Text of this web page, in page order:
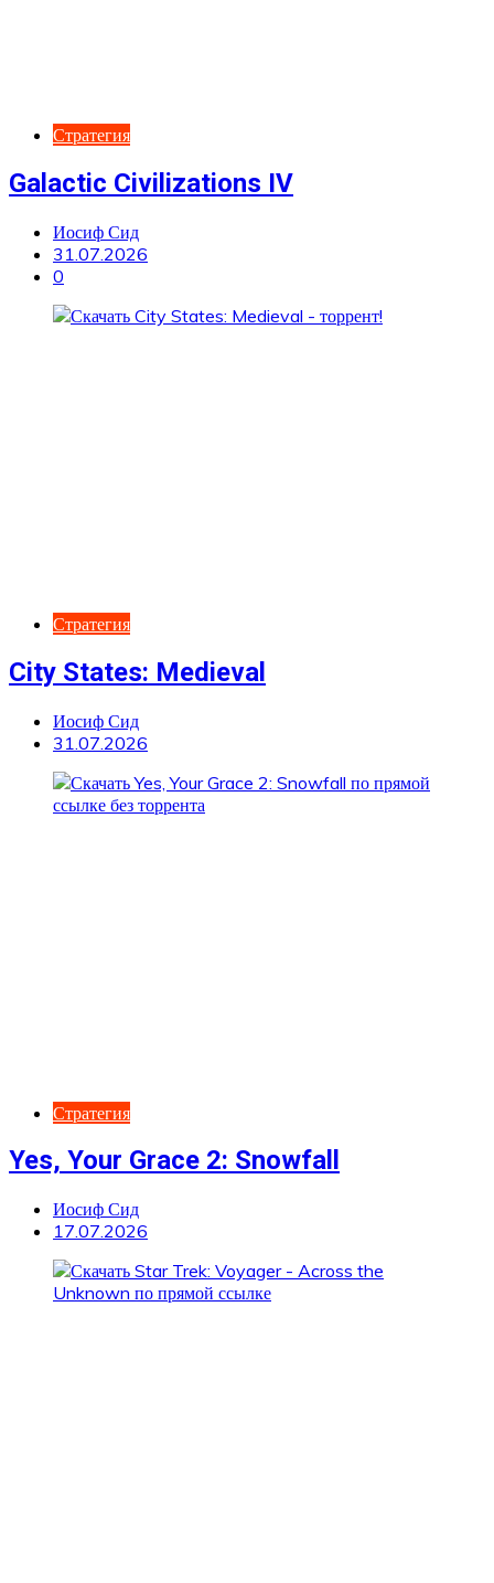
Стратегия
Galactic Civilizations IV
Иосиф Сид
31.07.2026
0
Стратегия
City States: Medieval
Иосиф Сид
31.07.2026
Стратегия
Yes, Your Grace 2: Snowfall
Иосиф Сид
17.07.2026